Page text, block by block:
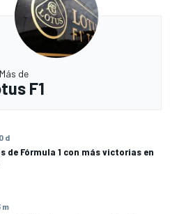
Más de
F1
d
de Fórmula 1 con más victorias en
m